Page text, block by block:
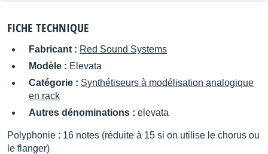
FICHE TECHNIQUE
Fabricant : Red Sound Systems
Modèle : Elevata
Catégorie : Synthétiseurs à modélisation analogique
en rack
Autres dénominations : elevata
Polyphonie : 16 notes (réduite à 15 si on utilise le chorus ou
le flanger)